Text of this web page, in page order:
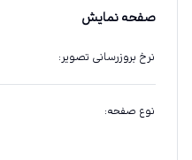
صفحه نمایش
نرخ بروزرسانی تصویر:
نوع صفحه: